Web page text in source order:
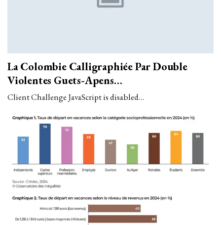
La Colombie Calligraphiée Par Double
Violentes Guets-Apens…
Client Challenge JavaScript is disabled…